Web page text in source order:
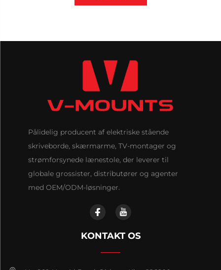
Pålidelig producent af elektriske stående
skriveborde, skærmarme, TV-montager og
strømforsynede lænestole, der leverer til
globale grossister, distributører og agenter
med OEM/ODM-løsninger.
KONTAKT OS